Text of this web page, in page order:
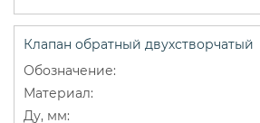
Клапан обратный двухстворчатый